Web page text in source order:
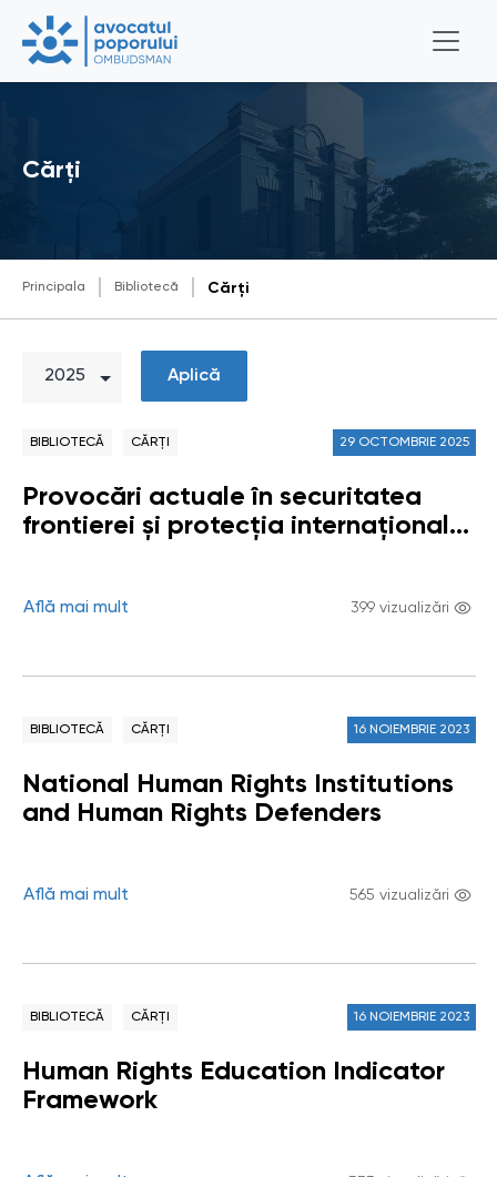
Cărți
Principala Bibliotecă Cărți
Aplică
BIBLIOTECĂ CĂRȚI 29 OCTOMBRIE 2025
Provocări actuale în securitatea
frontierei și protecția internațională
Află mai mult 399 vizualizări
BIBLIOTECĂ CĂRȚI 16 NOIEMBRIE 2023
National Human Rights Institutions
and Human Rights Defenders
Află mai mult 565 vizualizări
BIBLIOTECĂ CĂRȚI 16 NOIEMBRIE 2023
Human Rights Education Indicator
Framework